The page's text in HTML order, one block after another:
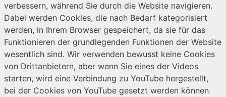
verbessern, während Sie durch die Website navigieren.
Dabei werden Cookies, die nach Bedarf kategorisiert
werden, in Ihrem Browser gespeichert, da sie für das
Funktionieren der grundlegenden Funktionen der Website
wesentlich sind. Wir verwenden bewusst keine Cookies
von Drittanbietern, aber wenn Sie eines der Videos
starten, wird eine Verbindung zu YouTube hergestellt,
bei der Cookies von YouTube gesetzt werden können.